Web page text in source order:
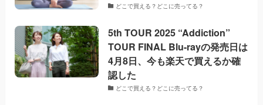
どこで買える？どこに売ってる？
5th TOUR 2025 “Addiction”
TOUR FINAL Blu-rayの発売日は
4月8日、今も楽天で買えるか確
認した
どこで買える？どこに売ってる？